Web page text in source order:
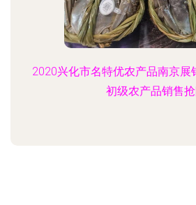
2020兴化市名特优农产品南京展
初级农产品销售